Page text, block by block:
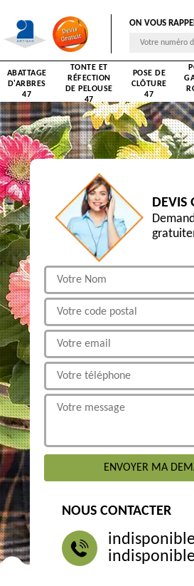
ON VOUS
ABATTAGE
D'ARBRES
47
TONTE ET
RÉFECTION
DE PELOUSE
47
POSE DE
CLÔTURE
47
DEVIS
NOUS CONTACTER
indisponible
indisponible